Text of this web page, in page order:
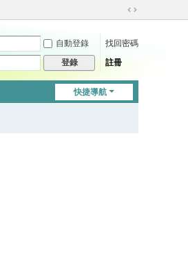
切
到
自動登錄
找回密碼
登錄 註冊
快捷導航